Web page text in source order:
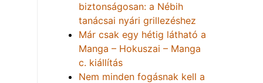
biztonságosan: a Nébih
tanácsai nyári grillezéshez
Már csak egy hétig látható a
Manga – Hokuszai – Manga
c. kiállítás
Nem minden fogásnak kell a